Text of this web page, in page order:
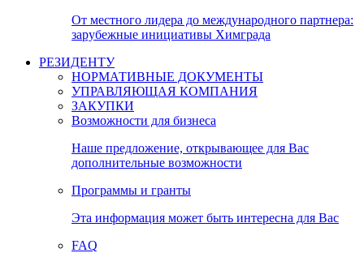
От местного лидера до международного партнера:
зарубежные инициативы Химграда
РЕЗИДЕНТУ
НОРМАТИВНЫЕ ДОКУМЕНТЫ
УПРАВЛЯЮЩАЯ КОМПАНИЯ
ЗАКУПКИ
Возможности для бизнеса
Наше предложение, открывающее для Вас
дополнительные возможности
Программы и гранты
Эта информация может быть интересна для Вас
FAQ